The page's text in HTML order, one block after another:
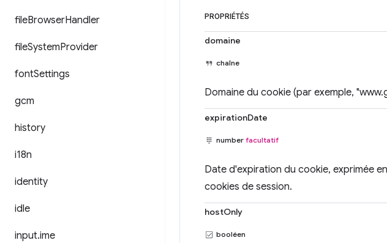
fileBrowserHandler
fileSystemProvider
fontSettings
gcm
history
i18n
identity
idle
input.ime
PROPRIÉTÉS
domaine
chaîne
Domaine du cookie (par exemple,
expirationDate
number facultatif
Date d'expiration du cookie, exprimée
cookies de session.
hostOnly
booléen